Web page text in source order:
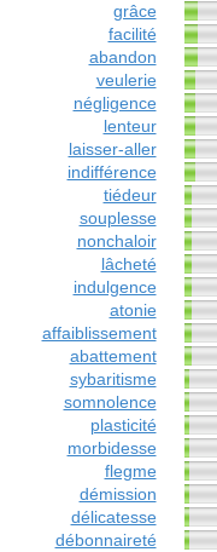
grâce
facilité
abandon
veulerie
négligence
lenteur
laisser-aller
indifférence
tiédeur
souplesse
nonchaloir
lâcheté
indulgence
atonie
affaiblissement
abattement
sybaritisme
somnolence
plasticité
morbidesse
flegme
démission
délicatesse
débonnaireté